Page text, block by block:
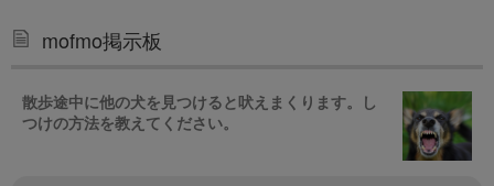
mofmo掲示板
散歩途中に他の犬を見つけると吠えまくります。し
つけの方法を教えてください。